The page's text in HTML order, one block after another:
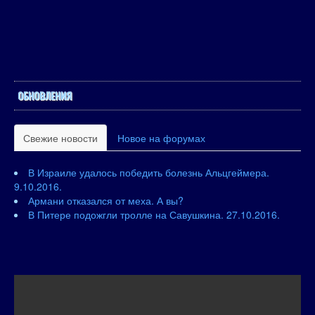
ОБНОВЛЕНИЯ
Свежие новости Новое на форумах
В Израиле удалось победить болезнь Альцгеймера.
9.10.2016.
Армани отказался от меха. А вы?
В Питере подожгли тролле на Савушкина. 27.10.2016.